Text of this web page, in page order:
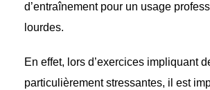
d’entraînement pour un usage
lourdes.
En effet, lors d’exercices impliquant
particulièrement stressantes, il est